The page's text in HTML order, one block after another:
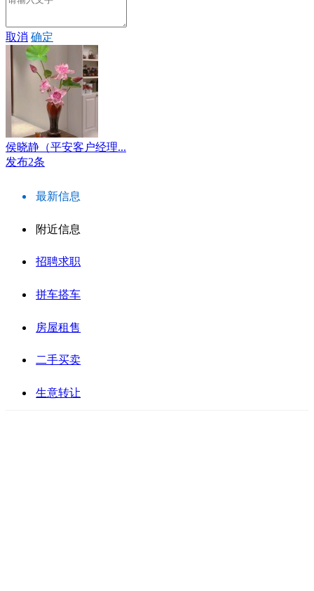
取消 确定
侯晓静（平安客户经理...
发布2条
最新信息
附近信息
招聘求职
拼车搭车
房屋租售
二手买卖
生意转让